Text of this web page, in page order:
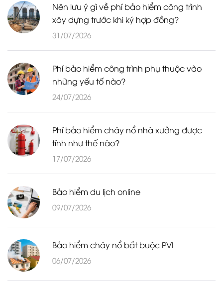
Nên lưu ý gì về phí bảo hiểm công trình
xây dựng trước khi ký hợp đồng?
31/07/2026
Phí bảo hiểm công trình phụ thuộc vào
những yếu tố nào?
24/07/2026
Phí bảo hiểm cháy nổ nhà xưởng được
tính như thế nào?
17/07/2026
Bảo hiểm du lịch online
09/07/2026
Bảo hiểm cháy nổ bắt buộc PVI
06/07/2026